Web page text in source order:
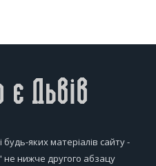
яких матеріалів сайту -
не нижче другого абзацу